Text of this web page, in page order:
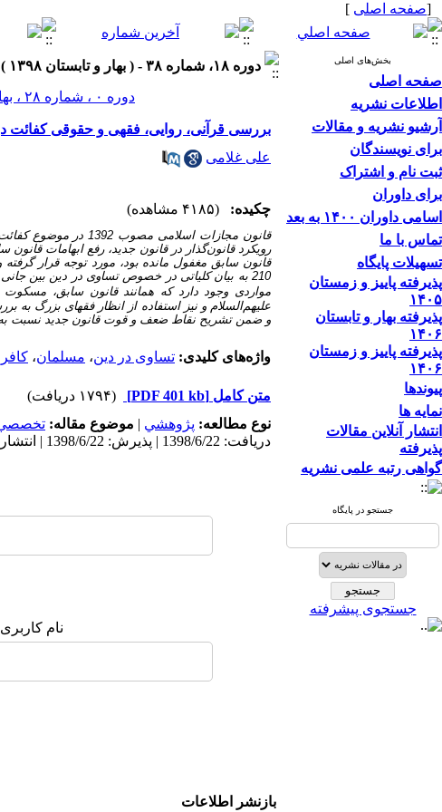
[صفحه اصلی ]
بخش‌های اصلی
صفحه اصلی
اطلاعات نشریه
آرشیو نشریه و مقالات
برای نویسندگان
ثبت نام و اشتراک
برای داوران
اسامی داوران ۱۴۰۰ به بعد
تماس با ما
تسهیلات پایگاه
پذیرفته پاییز و زمستان
۱۴۰۵
پذیرفته بهار و تابستان
۱۴۰۶
پذیرفته پاییز و زمستان
۱۴۰۶
پیوندها
نمایه ها
انتشار آنلاین مقالات
پذیرفته
گواهی رتبه علمی نشریه
جستجو در پایگاه
جستجوی پیشرفته
دوره ۱۸، شماره ۳۸ - ( بهار و تابستان ۱۳۹۸ )
دوره ۰ ، شماره ۲۸ ، بهار و تابستان ۱۳۹۳
بررسی قرآنی، روایی، فقهی و حقوقی کفائت در دین
علی غلامی
چکیده: (۴۱۸۵ مشاهده)
210 به بیان کلیاتی در خصوص تساوی در دین بین
مواردی وجود دارد که همانند قانون سابق،
علیهم‌السلام و نیز استفاده از انظار فقهای بزرگ
و ضمن تشریح نقاط ضعف و قوت قانون جدید نسبت
واژه‌های کلیدی: تساوی در دین، مسلمان، کافر
متن کامل [PDF 401 kb]
(۱۷۹۴ دریافت)
نوع مطالعه: پژوهشي | موضوع مقاله:
دریافت: 1398/6/22 | پذیرش: 1398/6/22 | انتشار: 1398/6/22
نام
بازنشر اطلاعات